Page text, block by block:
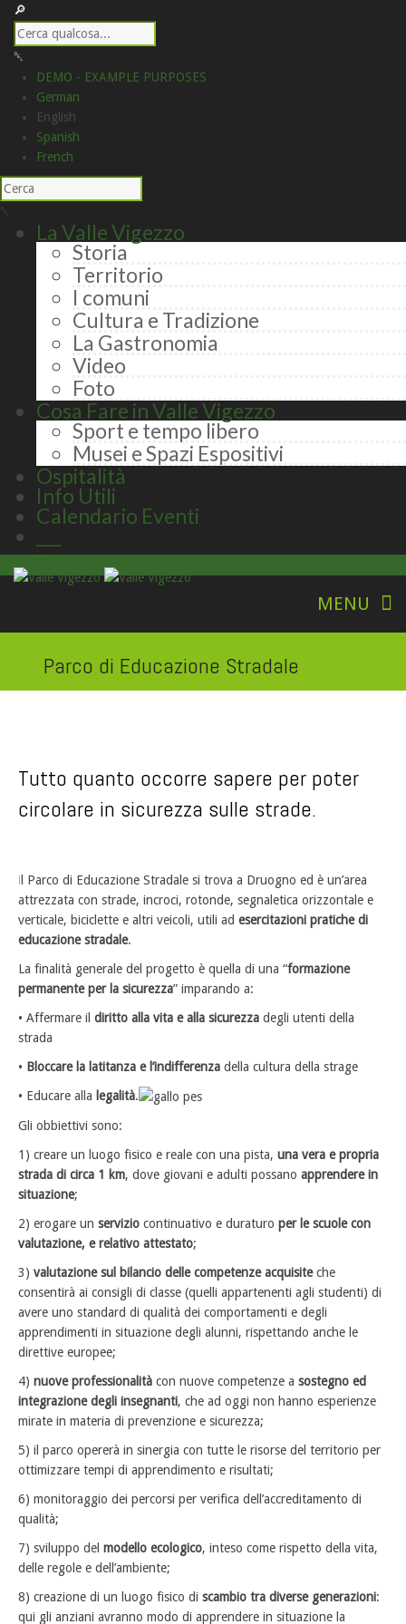
DEMO - EXAMPLE PURPOSES
German
English
Spanish
French
La Valle Vigezzo
Storia
Territorio
I comuni
Cultura e Tradizione
La Gastronomia
Video
Foto
Cosa Fare in Valle Vigezzo
Sport e tempo libero
Musei e Spazi Espositivi
Ospitalità
Info Utili
Calendario Eventi
Parco di Educazione Stradale
Tutto quanto occorre sapere per poter
circolare in sicurezza sulle strade.
I l Parco di Educazione Stradale si trova a Druogno ed è un’area
attrezzata con strade, incroci, rotonde, segnaletica orizzontale e
verticale, biciclette e altri veicoli, utili ad esercitazioni pratiche di
educazione stradale.
La finalità generale del progetto è quella di una “formazione
permanente per la sicurezza” imparando a:
• Affermare il diritto alla vita e alla sicurezza degli utenti della
strada
• Bloccare la latitanza e l’indifferenza della cultura della strage
• Educare alla legalità.
Gli obbiettivi sono:
1) creare un luogo fisico e reale con una pista, una vera e propria
strada di circa 1 km, dove giovani e adulti possano apprendere in
situazione;
2) erogare un servizio continuativo e duraturo per le scuole con
valutazione, e relativo attestato;
3) valutazione sul bilancio delle competenze acquisiteche
consentirà ai consigli di classe (quelli appartenenti agli studenti) di
avere uno standard di qualità dei comportamenti e degli
apprendimenti in situazione degli alunni, rispettando anche le
direttive europee;
4) nuove professionalità con nuove competenze a sostegno ed
integrazione degli insegnanti, che ad oggi non hanno esperienze
mirate in materia di prevenzione e sicurezza;
5) il parco opererà in sinergia con tutte le risorse del territorio per
ottimizzare tempi di apprendimento e risultati;
6) monitoraggio dei percorsi per verifica dell’accreditamento di
qualità;
7) sviluppo del modello ecologico, inteso come rispetto della vita,
delle regole e dell’ambiente;
8) creazione di un luogo fisico di scambio tra diverse generazioni:
qui gli anziani avranno modo di apprendere in situazione la